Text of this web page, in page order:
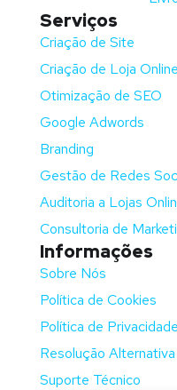
Serviços
Criação de Site
Criação de Loja Online
Otimização de SEO
Google Adwords
Branding
Gestão de Redes
Auditoria a Lojas
Consultoria de
Informações
Sobre Nós
Política de Cookies
Política de Privacidade
Resolução
Suporte Técnico